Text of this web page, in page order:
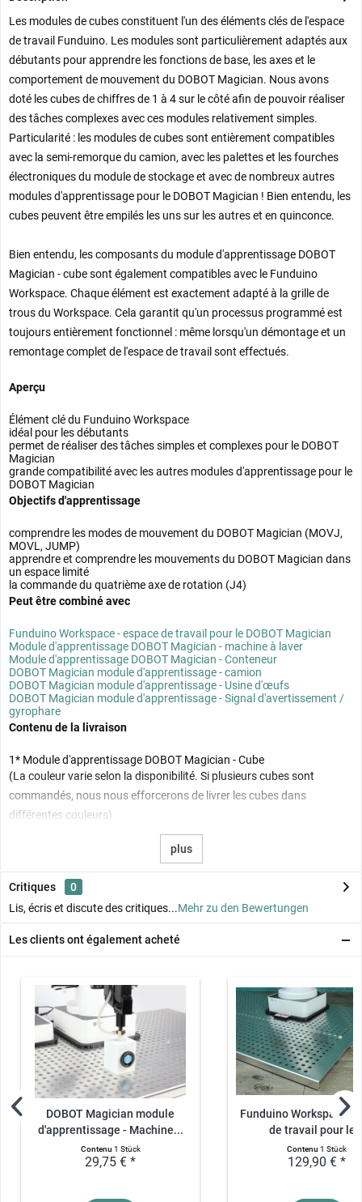
Les modules de cubes constituent l'un des éléments clés de l'espace
de travail Funduino. Les modules sont particulièrement adaptés aux
débutants pour apprendre les fonctions de base, les axes et le
comportement de mouvement du DOBOT Magician. Nous avons
doté les cubes de chiffres de 1 à 4 sur le côté afin de pouvoir réaliser
des tâches complexes avec ces modules relativement simples.
Particularité : les modules de cubes sont entièrement compatibles
avec la semi-remorque du camion, avec les palettes et les fourches
électroniques du module de stockage et avec de nombreux autres
modules d'apprentissage pour le DOBOT Magician ! Bien entendu, les
cubes peuvent être empilés les uns sur les autres et en quinconce.
Bien entendu, les composants du module d'apprentissage DOBOT
Magician - cube sont également compatibles avec le Funduino
Workspace. Chaque élément est exactement adapté à la grille de
trous du Workspace. Cela garantit qu'un processus programmé est
toujours entièrement fonctionnel : même lorsqu'un démontage et un
remontage complet de l'espace de travail sont effectués.
Aperçu
Élément clé du Funduino Workspace
idéal pour les débutants
permet de réaliser des tâches simples et complexes pour le DOBOT
Magician
grande compatibilité avec les autres modules d'apprentissage pour le
DOBOT Magician
Objectifs d'apprentissage
comprendre les modes de mouvement du DOBOT Magician (MOVJ,
MOVL, JUMP)
apprendre et comprendre les mouvements du DOBOT Magician dans
un espace limité
la commande du quatrième axe de rotation (J4)
Peut être combiné avec
Funduino Workspace - espace de travail pour le DOBOT Magician
Module d'apprentissage DOBOT Magician - machine à laver
Module d'apprentissage DOBOT Magician - Conteneur
DOBOT Magician module d'apprentissage - camion
DOBOT Magician module d'apprentissage - Usine d'œufs
DOBOT Magician module d'apprentissage - Signal d'avertissement /
gyrophare
Contenu de la livraison
1* Module d'apprentissage DOBOT Magician - Cube
(La couleurvarie selon la disponibilité. Si plusieurs cubes sont
commandés, nous nous efforcerons de livrer les cubes dans
différentes couleurs)
plus
Critiques
0
Lis, écris et discute des critiques...Mehr zu den Bewertungen
Les clients ont également acheté
DOBOT Magician module
d'apprentissage - Machine...
Contenu 1 Stück
29,75 € *
Funduino Workspace -
de travail pour
Contenu1 Stück
129,90 € *